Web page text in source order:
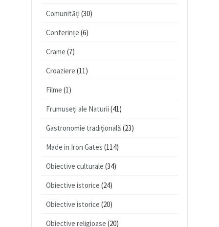
Comunități (30)
Conferințe (6)
Crame (7)
Croaziere (11)
Filme (1)
Frumuseți ale Naturii (41)
Gastronomie tradițională (23)
Made in Iron Gates (114)
Obiective culturale (34)
Obiective istorice (24)
Obiective istorice (20)
Obiective religioase (20)